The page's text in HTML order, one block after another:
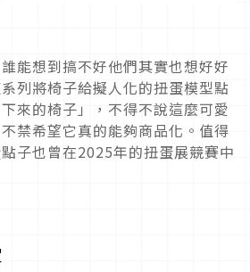
能想到搞不好他們其實也想好好
列將椅子給擬人化的扭蛋模型點
來的椅子」，不得不說這麼可愛
禁希望它真的能夠商品化。值得
子也曾在2025年的扭蛋展競賽中